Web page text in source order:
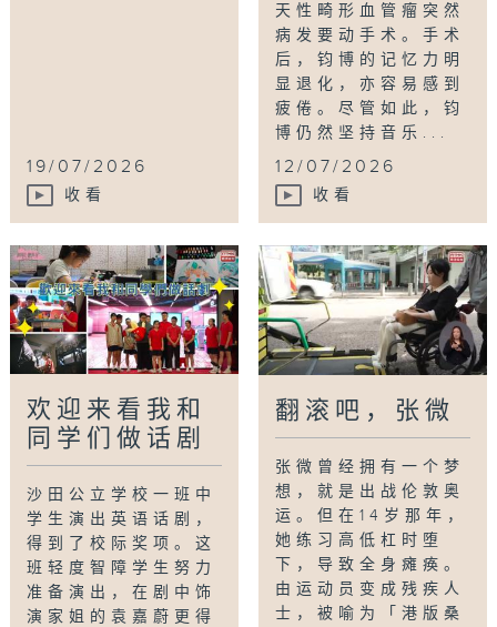
19/07/2026
收看
天性畸形血管瘤突然
病发要动手术。手术
后，钧博的记忆力明
显退化，亦容易感到
疲倦。尽管如此，钧
博仍然坚持音乐...
12/07/2026
收看
欢迎来看我和
同学们做话剧
沙田公立学校一班中
学生演出英语话剧，
得到了校际奖项。这
班轻度智障学生努力
准备演出，在剧中饰
演家姐的袁嘉蔚更得
翻滚吧，张微
张微曾经拥有一个梦
想，就是出战伦敦奥
运。但在14岁那年，
她练习高低杠时堕
下，导致全身瘫痪。
由运动员变成残疾人
士，被喻为「港版桑